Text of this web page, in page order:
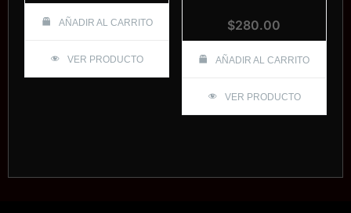
AÑADIR AL CARRITO
VER PRODUCTO
$280.00
AÑADIR AL CARRITO
VER PRODUCTO